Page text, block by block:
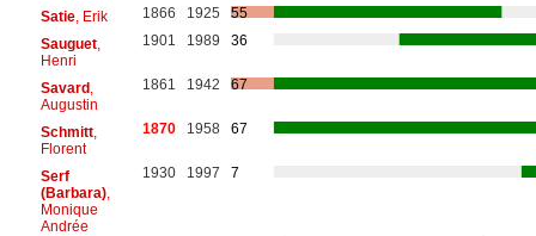
Satie, Erik 1866 1925
55
Sauguet,
Henri
1901 1989 36
Savard,
Augustin
1861 1942 67
Schmitt,
Florent
1870 1958 67
Serf
(Barbara),
Monique
Andrée
1930 1997 7